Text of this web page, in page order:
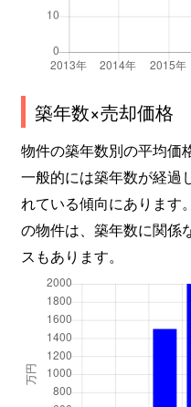
築年数×売却価格
物件の築年数別の平均価
一般的には築年数が経過
れている傾向にあります
の物件は、築年数に関係
スもあります。